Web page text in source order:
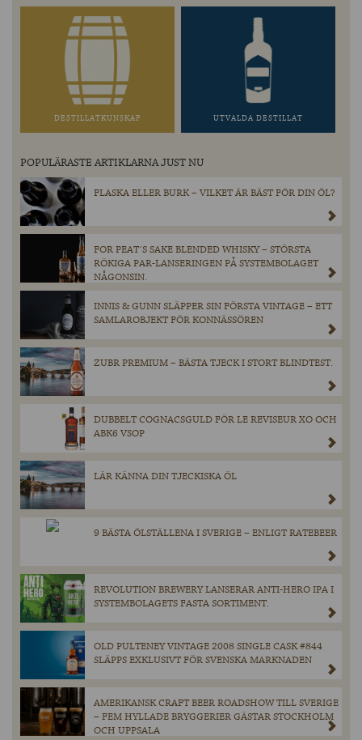
DESTILLATKUNSKAP UTVALDA DESTILLAT
POPULÄRASTE ARTIKLARNA JUST NU
FLASKA ELLER BURK – VILKET ÄR BÄST FÖR DIN ÖL?
FOR PEAT´S SAKE BLENDED WHISKY – STÖRSTA
RÖKIGA PAR-LANSERINGEN PÅ SYSTEMBOLAGET
NÅGONSIN.
INNIS & GUNN SLÄPPER SIN FÖRSTA VINTAGE – ETT
SAMLAROBJEKT FÖR KONNÄSSÖREN
ZUBR PREMIUM – BÄSTA TJECK I STORT BLINDTEST.
DUBBELT COGNACSGULD FÖR LE REVISEUR XO OCH
ABK6 VSOP
LÄR KÄNNA DIN TJECKISKA ÖL
9 BÄSTA ÖLSTÄLLENA I SVERIGE – ENLIGT RATEBEER
REVOLUTION BREWERY LANSERAR ANTI-HERO IPA I
SYSTEMBOLAGETS FASTA SORTIMENT.
OLD PULTENEY VINTAGE 2008 SINGLE CASK #844
SLÄPPS EXKLUSIVT FÖR SVENSKA MARKNADEN
AMERIKANSK CRAFT BEER ROADSHOW TILL SVERIGE
– FEM HYLLADE BRYGGERIER GÄSTAR STOCKHOLM
OCH UPPSALA